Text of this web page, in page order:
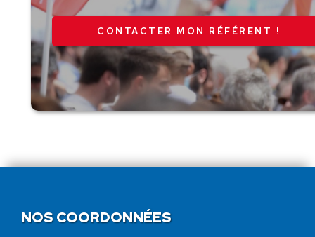
CONTACTER MON RÉFÉRENT !
NOS COORDONNÉES